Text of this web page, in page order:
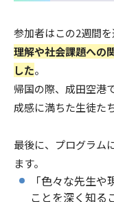
参加者はこの2週間を
理解や社会課題への
した。
帰国の際、成田空港
成感に満ちた生徒た
最後に、プログラム
ます。
「色々な先生
ことを深く知る